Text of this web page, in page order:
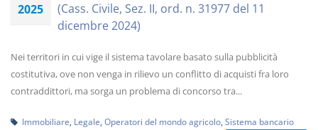
2025
(Cass. Civile, Sez. II, ord. n. 31977 del 11
dicembre 2024)
Nei territori in cui vige il sistema tavolare basato sulla pubblicità
costitutiva, ove non venga in rilievo un conflitto di acquisti fra loro
contraddittori, ma sorga un problema di concorso tra...
Immobiliare Legale Operatori del mondo agricolo Sistema bancario